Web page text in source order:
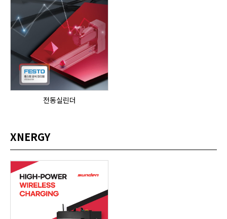
전동실린더
XNERGY